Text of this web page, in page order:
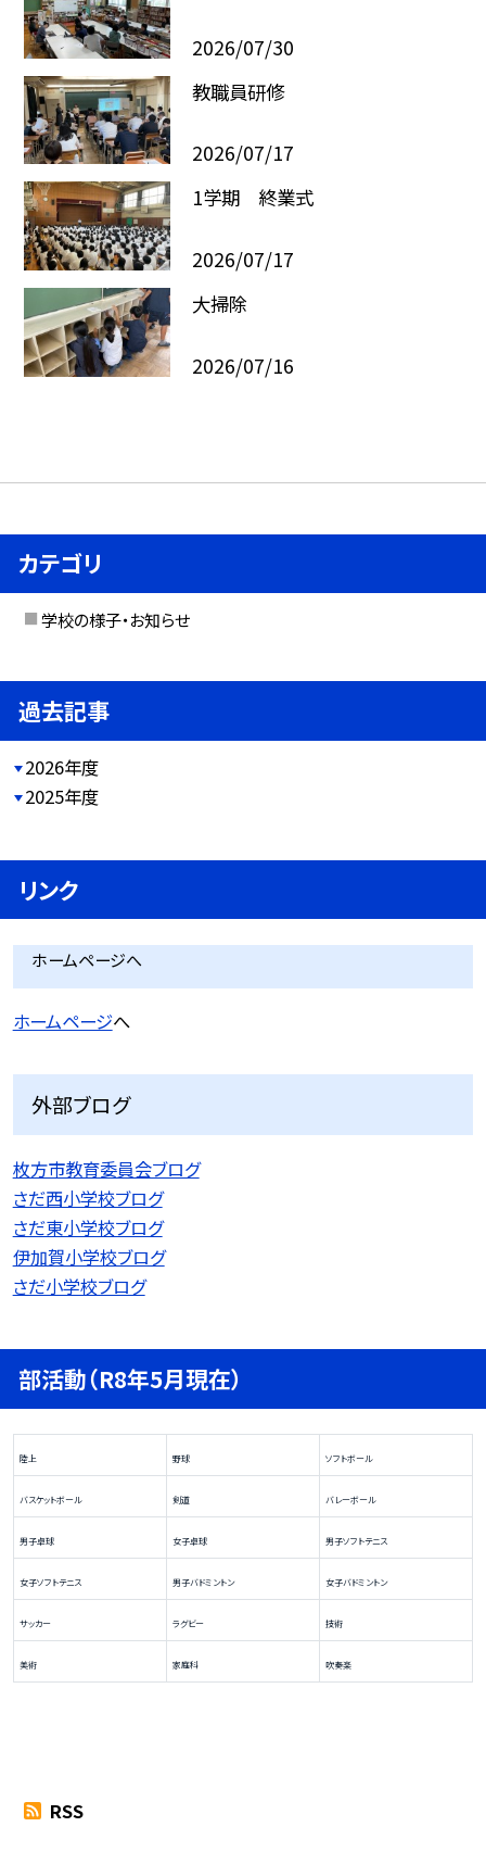
2026/07/30
教職員研修
2026/07/17
1学期 終業式
2026/07/17
大掃除
2026/07/16
カテゴリ
学校の様子・お知らせ
過去記事
2026年度
2025年度
リンク
ホームページへ
ホームページへ
外部ブログ
枚方市教育委員会ブログ
さだ西小学校ブログ
さだ東小学校ブログ
伊加賀小学校ブログ
さだ小学校ブログ
部活動（R8年5月現在）
陸上 野球 ソフトボール
バスケットボール 剣道 バレーボール
男子卓球 女子卓球 男子ソフトテニス
女子ソフトテニス 男子バドミントン 女子バドミントン
サッカー ラグビー 技術
美術 家庭科 吹奏楽
RSS